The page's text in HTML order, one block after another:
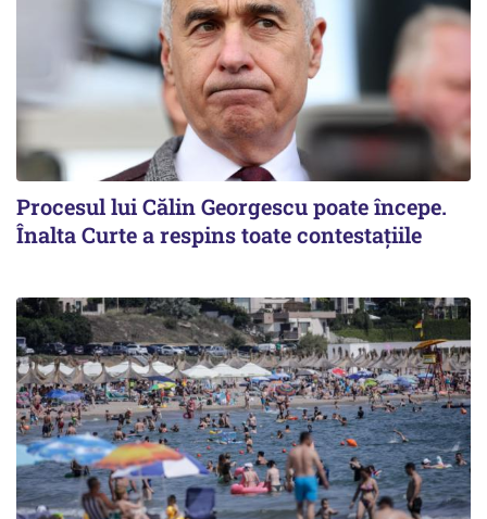
Procesul lui Călin Georgescu poate începe.
Înalta Curte a respins toate contestațiile